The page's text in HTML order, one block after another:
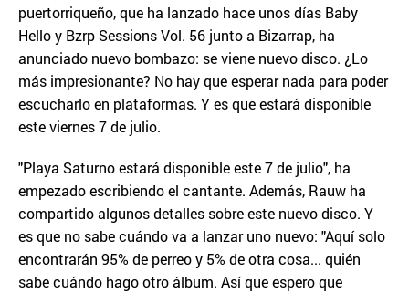
puertorriqueño, que ha lanzado hace unos días Baby
Hello y Bzrp Sessions Vol. 56 junto a Bizarrap, ha
anunciado nuevo bombazo: se viene nuevo disco. ¿Lo
más impresionante? No hay que esperar nada para poder
escucharlo en plataformas. Y es que estará disponible
este viernes 7 de julio.
"Playa Saturno estará disponible este 7 de julio", ha
empezado escribiendo el cantante. Además, Rauw ha
compartido algunos detalles sobre este nuevo disco. Y
es que no sabe cuándo va a lanzar uno nuevo: "Aquí solo
encontrarán 95% de perreo y 5% de otra cosa... quién
sabe cuándo hago otro álbum. Así que espero que